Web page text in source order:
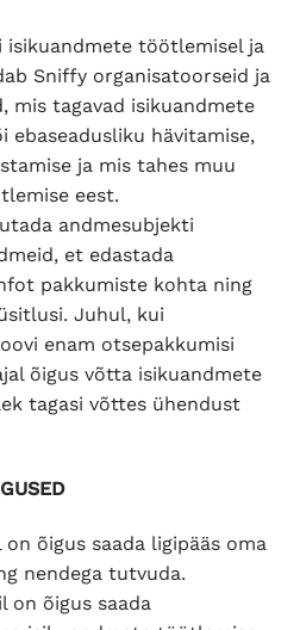
isikuandmete töötlemisel ja
Sniffy organisatoorseid ja
mis tagavad isikuandmete
ebaseadusliku hävitamise,
ja mis tahes muu
eest.
andmesubjekti
et edastada
pakkumiste kohta ning
Juhul, kui
enam otsepakkumisi
õigus võtta isikuandmete
tagasi võttes ühendust
on õigus saada ligipääs oma
nendega tutvuda.
on õigus saada